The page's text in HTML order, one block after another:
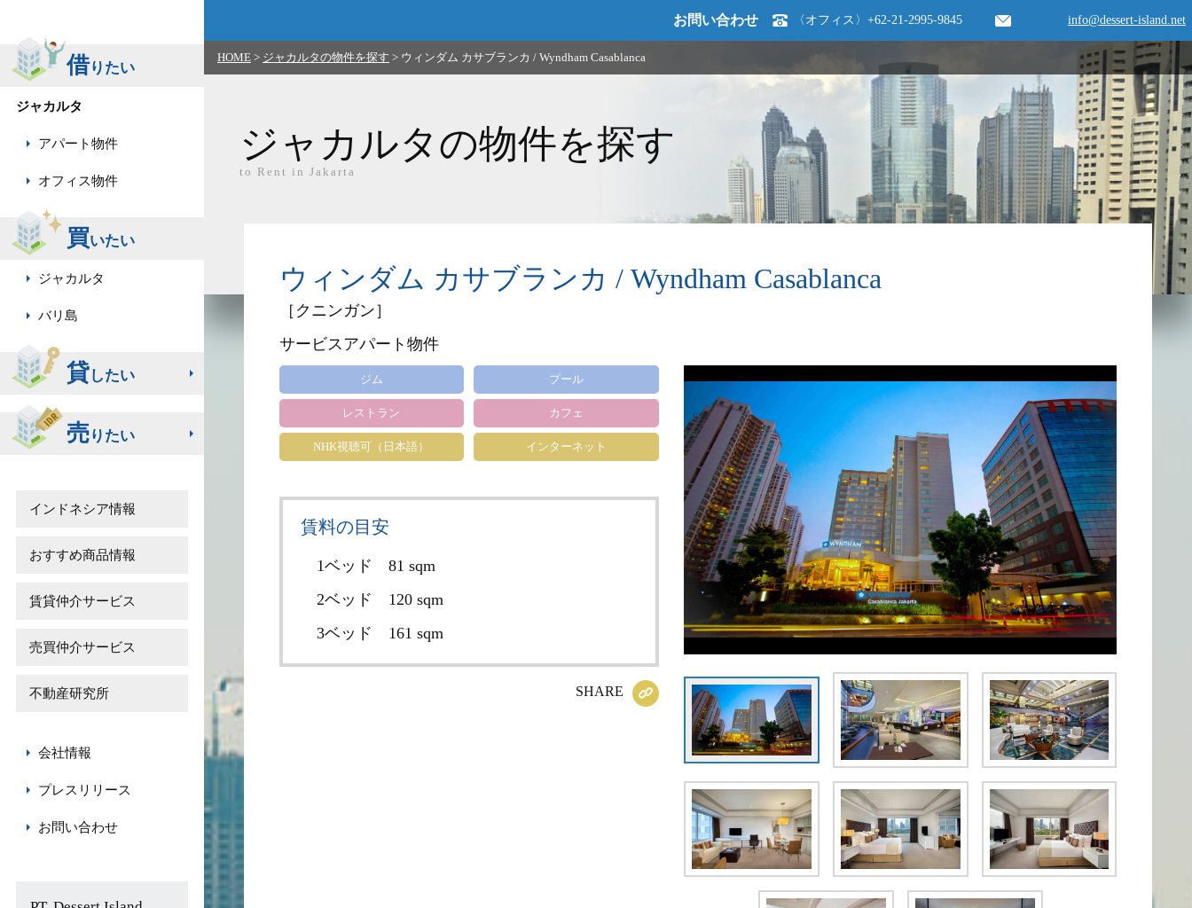
借りたい
ジャカルタ
アパート物件
オフィス物件
買いたい
ジャカルタ
バリ島
貸したい
売りたい
インドネシア情報
おすすめ商品情報
賃貸仲介サービス
売買仲介サービス
不動産研究所
会社情報
プレスリリース
お問い合わせ
お問い合わせ 〈オフィス〉+62-21-2995-9845 info@dessert-island.net
HOME > ジャカルタの物件を探す > ウィンダム カサブランカ / Wyndham Casablanca
ジャカルタの物件を探す
to Rent in Jakarta
ウィンダム カサブランカ / Wyndham Casablanca
［クニンガン］
サービスアパート物件
ジム プール
レストラン カフェ
NHK視聴可（日本語） インターネット
賃料の目安
1ベッド
81 sqm
2ベッド
120 sqm
3ベッド
161 sqm
SHARE